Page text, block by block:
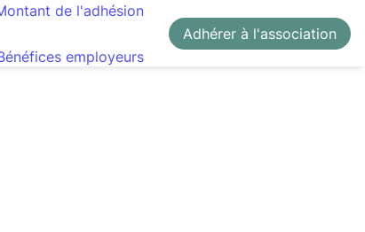
de l'adhésion
employeurs
Adhérer à l'association